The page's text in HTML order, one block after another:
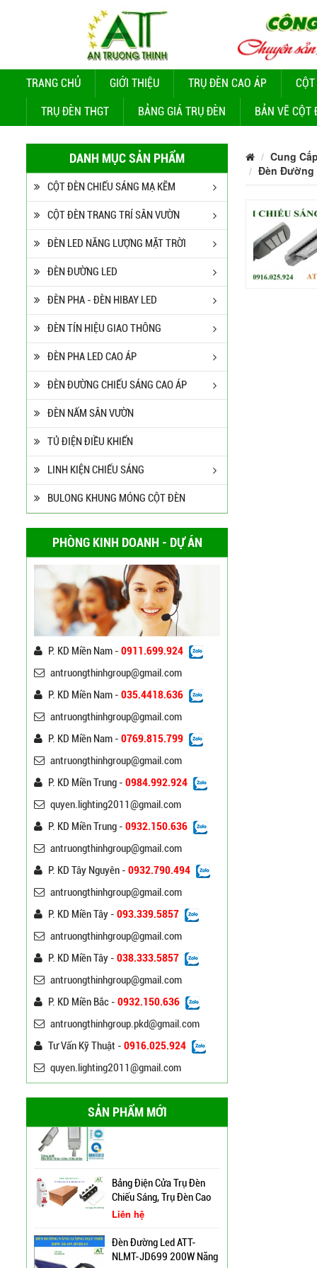
TRANG CHỦ GIỚI THIỆU TRỤ ĐÈN CAO ÁP
TRỤ ĐÈN THGT BẢNG GIÁ TRỤ ĐÈN BẢN VẼ CỘT
DANH MỤC SẢN PHẨM
CỘT ĐÈN CHIẾU SÁNG MẠ KẼM
CỘT ĐÈN TRANG TRÍ SÂN VƯỜN
ĐÈN LED NĂNG LƯỢNG MẶT TRỜI
ĐÈN ĐƯỜNG LED
ĐÈN PHA - ĐÈN HIBAY LED
ĐÈN TÍN HIỆU GIAO THÔNG
ĐÈN PHA LED CAO ÁP
ĐÈN ĐƯỜNG CHIẾU SÁNG CAO ÁP
ĐÈN NẤM SÂN VƯỜN
TỦ ĐIỆN ĐIỀU KHIỂN
LINH KIỆN CHIẾU SÁNG
BULONG KHUNG MÓNG CỘT ĐÈN
PHÒNG KINH DOANH - DỰ ÁN
P. KD Miền Nam - 0911.699.924
antruongthinhgroup@gmail.com
P. KD Miền Nam - 035.4418.636
antruongthinhgroup@gmail.com
P. KD Miền Nam - 0769.815.799
antruongthinhgroup@gmail.com
P. KD Miền Trung - 0984.992.924
quyen.lighting2011@gmail.com
P. KD Miền Trung - 0932.150.636
antruongthinhgroup@gmail.com
P. KD Tây Nguyên - 0932.790.494
antruongthinhgroup@gmail.com
P. KD Miền Tây - 093.339.5857
antruongthinhgroup@gmail.com
P. KD Miền Tây - 038.333.5857
antruongthinhgroup@gmail.com
P. KD Miền Bắc - 0932.150.636
antruongthinhgroup.pkd@gmail.com
Tư Vấn Kỹ Thuật - 0916.025.924
quyen.lighting2011@gmail.com
SẢN PHẨM MỚI
Cột Đèn Cao Áp Tròn Côn
Cần Đơn Kiểu Đẹp
Liên hệ
Trụ Đèn Chiếu Sáng Cao
Áp Tròn Côn Cần Đôi Kiểu
K212
Liên hệ
Đèn Đường Led Cao Áp
120W ATT
Liên hệ
Đèn Đường Led Chiếu
Sáng 100W 150W Philips
Đèn Led Đường Phố OEM
100w 120w 150w
Liên hệ
Bảng Điện Cửa Trụ Đèn
Chiếu Sáng, Trụ Đèn Cao
Áp
Liên hệ
Đèn Đường Led ATT-
NLMT-JD699 200W Năng
Cột Đèn Cao Áp Chiếu
Sáng Đường Phố Tại Lạng
Sơn
Vàng Năng Lượng Mặt
Trời Tại Bình Định
Cung
Đèn Đường